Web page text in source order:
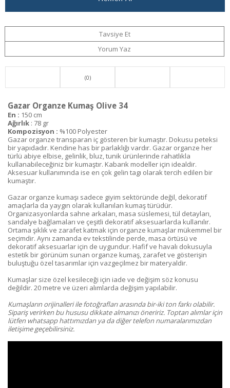
Tavsiye Et
Yorum Yaz
(0)
Gazar Organze Kumaş Olive 34
En : 150 cm
Ağırlık : 78 gr
Kompozisyon : %100 Polyester
Gazar organze transparan iç gösteren bir kumaştır. Dokusu peteksi
bir yapıdadır. Kendine has bir parlaklığı vardır. Gazar organze her
türlü abiye elbise, gelinlik, bluz, tunik ürünlerinde rahatlıkla
kullanabileceğiniz bir kumaştır. Kabarık modeller için idealdir.
Aksesuar kullanımında ise en çok gelin tagı olarak tercih edilen bir
kumaştır.
Gazar organze kumaşı sadece giyim sektöründe değil, dekoratif
amaçlarla da yaygın olarak kullanılan kumaş türüdür.
Organizasyonlarda sahne arkaları, masa süslemesi, tül detayları,
sandalye bağlamaları ve çeşitli dekoratif aksesuarlarda kullanılır.
Ortama şıklık ve zarafet katmak için organze kumaşlar mükemmel bir
seçimdir. Aynı zamanda ev tekstilinde perde, masa örtüsü ve
dekoratif aksesuarlar için de uygundur. Hafif ve havalı dokusuyla
estetik bir görünüm sunan organze kumaş, zarafet ve gösterişin
buluştuğu özel tasarımlar için vazgeçilmez bir materyaldir.
Kumaşlar size özel kesileceği için iade ve değişim söz konusu
değildir. 20 metre ve üzeri alımlarda değişim yapılabilir.
Kumaşların orijinalleri ile fotoğrafları arasında bir-iki ton farkı olabilir.
Sipariş verirken bu hususu dikkate almanızı öneririz. Toptan alımlar için
lütfen whatsapp hattımızdan ya da diğer telefon numaralarımızdan
iletişime geçebilirsiniz.